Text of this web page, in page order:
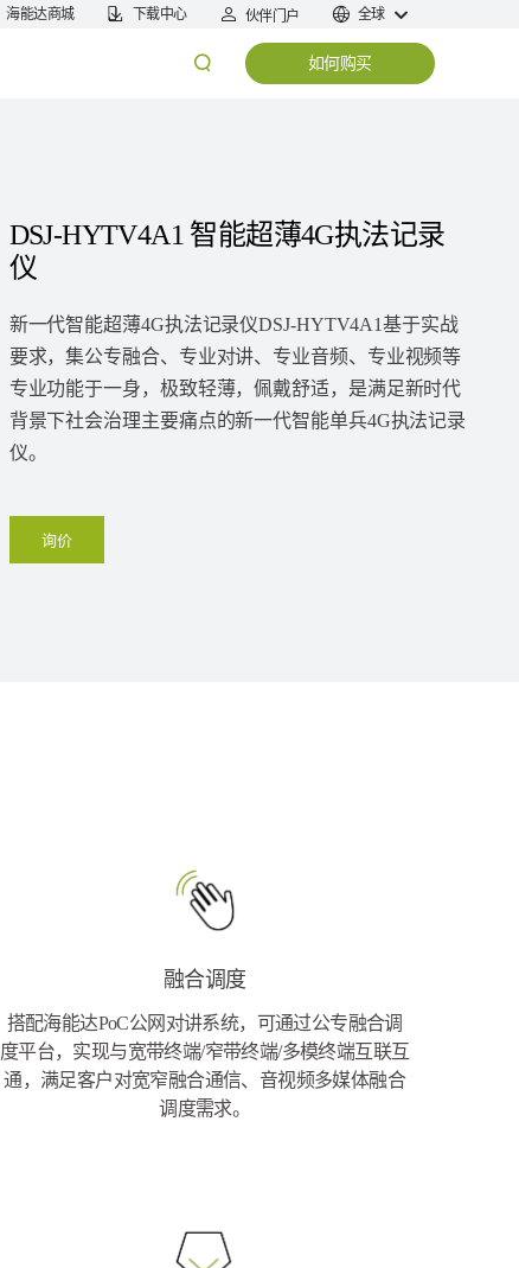
海能达商城 下载中心 伙伴门户 全球
如何购买
DSJ-HYTV4A1 智能超薄4G执法记录
仪
新一代智能超薄4G执法记录仪DSJ-HYTV4A1基于实战
要求，集公专融合、专业对讲、专业音频、专业视频等
专业功能于一身，极致轻薄，佩戴舒适，是满足新时代
背景下社会治理主要痛点的新一代智能单兵4G执法记录
仪。
询价
融合调度
搭配海能达PoC公网对讲系统，可通过公专融合调
度平台，实现与宽带终端/窄带终端/多模终端互联互
通，满足客户对宽窄融合通信、音视频多媒体融合
调度需求。